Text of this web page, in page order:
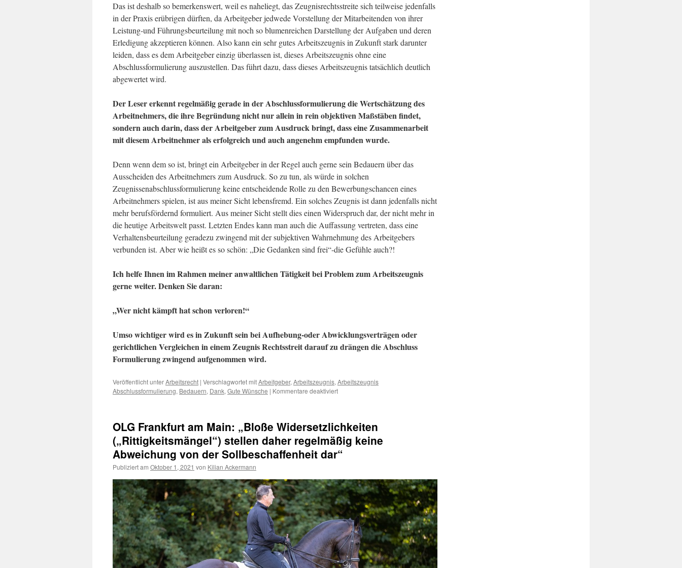
Das ist deshalb so bemerkenswert, weil es naheliegt, das Zeugnisrechtsstreite sich teilweise jedenfalls
in der Praxis erübrigen dürften, da Arbeitgeber jedwede Vorstellung der Mitarbeitenden von ihrer
Leistung-und Führungsbeurteilung mit noch so blumenreichen Darstellung der Aufgaben und deren
Erledigung akzeptieren können. Also kann ein sehr gutes Arbeitszeugnis in Zukunft stark darunter
leiden, dass es dem Arbeitgeber einzig überlassen ist, dieses Arbeitszeugnis ohne eine
Abschlussformulierung auszustellen. Das führt dazu, dass dieses Arbeitszeugnis tatsächlich deutlich
abgewertet wird.
Der Leser erkennt regelmäßig gerade in der Abschlussformulierung die Wertschätzung des
Arbeitnehmers, die ihre Begründung nicht nur allein in rein objektiven Maßstäben findet,
sondern auch darin, dass der Arbeitgeber zum Ausdruck bringt, dass eine Zusammenarbeit
mit diesem Arbeitnehmer als erfolgreich und auch angenehm empfunden wurde.
Denn wenn dem so ist, bringt ein Arbeitgeber in der Regel auch gerne sein Bedauern über das
Ausscheiden des Arbeitnehmers zum Ausdruck. So zu tun, als würde in solchen
Zeugnissenabschlussformulierung keine entscheidende Rolle zu den Bewerbungschancen eines
Arbeitnehmers spielen, ist aus meiner Sicht lebensfremd. Ein solches Zeugnis ist dann jedenfalls nicht
mehr berufsfördernd formuliert. Aus meiner Sicht stellt dies einen Widerspruch dar, der nicht mehr in
die heutige Arbeitswelt passt. Letzten Endes kann man auch die Auffassung vertreten, dass eine
Verhaltensbeurteilung geradezu zwingend mit der subjektiven Wahrnehmung des Arbeitgebers
verbunden ist. Aber wie heißt es so schön: „Die Gedanken sind frei“-die Gefühle auch?!
Ich helfe Ihnen im Rahmen meiner anwaltlichen Tätigkeit bei Problem zum Arbeitszeugnis
gerne weiter. Denken Sie daran:
„Wer nicht kämpft hat schon verloren!“
Umso wichtiger wird es in Zukunft sein bei Aufhebung-oder Abwicklungsverträgen oder
gerichtlichen Vergleichen in einem Zeugnis Rechtsstreit darauf zu drängen die Abschluss
Formulierung zwingend aufgenommen wird.
Veröffentlicht unterArbeitsrecht | Verschlagwortet mitArbeitgeber, Arbeitszeugnis, Arbeitszeugnis
Abschlussformulierung, Bedauern, Dank, Gute Wünsche | Kommentare deaktiviertfür
die
Abschlussformulierung
OLG Frankfurt am Main: „Bloße Widersetzlichkeiten
(„Rittigkeitsmängel“) stellen daher regelmäßig keine
Abweichung von der Sollbeschaffenheit dar“
Publiziert am Oktober 1, 2021 von Kilian Ackermann